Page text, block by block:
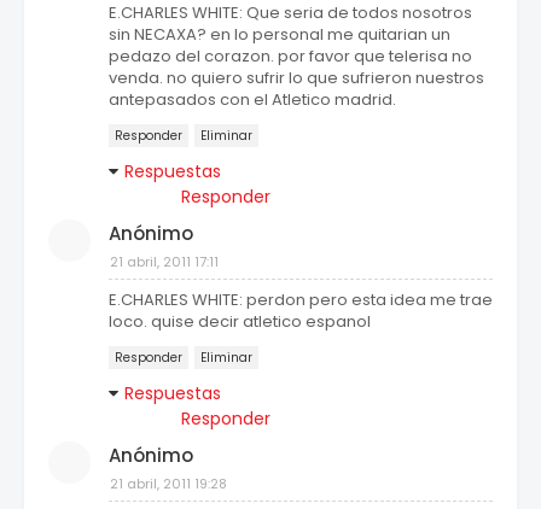
E.CHARLES WHITE: Que seria de todos nosotros
sin NECAXA? en lo personal me quitarian un
pedazo del corazon. por favor que telerisa no
venda. no quiero sufrir lo que sufrieron nuestros
antepasados con el Atletico madrid.
Responder Eliminar
Respuestas
Responder
Anónimo
21 abril, 2011 17:11
E.CHARLES WHITE: perdon pero esta idea me trae
loco. quise decir atletico espanol
Responder Eliminar
Respuestas
Responder
Anónimo
21 abril, 2011 19:28